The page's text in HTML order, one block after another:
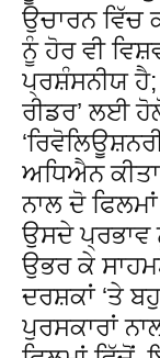
ਉਚਾਰਨ ਵਿੱਚ
ਨੂੰ ਹੋਰ ਵੀ
ਪ੍ਰਸ਼ੰਸਨੀਯ ਹੈ;
ਰੀਡਰ’ ਲਈ
ਅਧਿਐਨ
ਨਾਲ ਦੋ
ਉਸਦੇ ਪ੍ਰਭਾਵ
ਉਭਰ ਕੇ
ਦਰਸ਼ਕਾਂ ‘ਤੇ
ਪੁਰਸਕਾਰਾਂ